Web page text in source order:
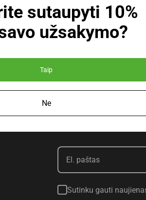
Sutinku gauti
sutaupyti 10%
užsakymo?
Taip
Ne